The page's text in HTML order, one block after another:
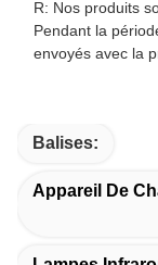
R: Nos produits
Pendant la
envoyés avec la
Balises:
Appareil De